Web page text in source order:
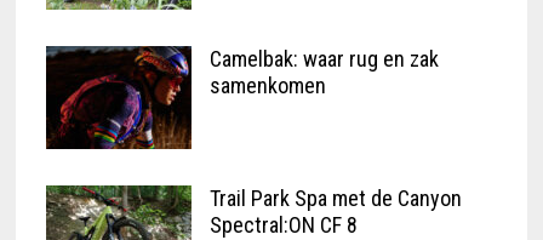
Camelbak: waar rug en zak
samenkomen
Trail Park Spa met de Canyon
Spectral:ON CF 8